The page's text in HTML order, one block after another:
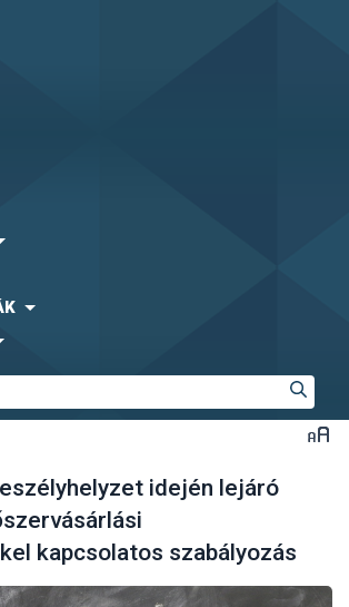
idején lejáró
kapcsolatos szabályozás